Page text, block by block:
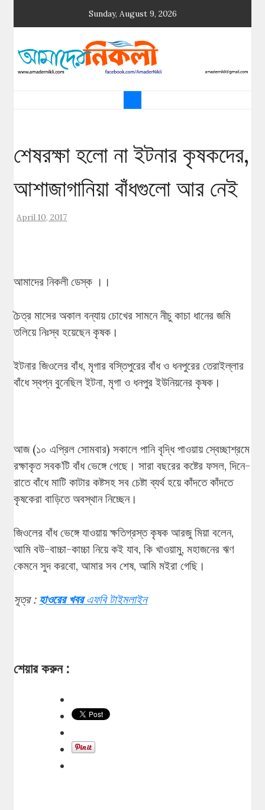
to
Sunday, August 9, 2026
আমাদের নিকলী
শেষরক্ষা হলো না ইটনার কৃষকদের,
আশাজাগানিয়া বাঁধগুলো আর নেই
April 10, 2017
আমাদের নিকলী ডেস্ক ।।
চৈত্র মাসের অকাল বন্যায় চোখের সামনে নীচু কাচা ধানের জমি
তলিয়ে নিঃস্ব হয়েছেন কৃষক।
ইটনার জিওলের বাঁধ, মৃগার বস্তিপুরের বাঁধ ও ধনপুরের তেরাইল্লার
বাঁধে স্বপ্ন বুনেছিল ইটনা, মৃগা ও ধনপুর ইউনিয়নের কৃষক।
আজ (১০ এপ্রিল সোমবার) সকালে পানি বৃদ্ধি পাওয়ায় স্বেচ্ছাশ্রমে
রক্ষাকৃত সবক’টি বাঁধ ভেঙ্গে গেছে। সারা বছরের কষ্টের ফসল, দিনে-
রাতে বাঁধে মাটি কাটার কষ্টসহ সব চেষ্টা ব্যর্থ হয়ে কাঁদতে কাঁদতে
কৃষকেরা বাড়িতে অবস্থান নিচ্ছেন।
জিওলের বাঁধ ভেঙ্গে যাওয়ায় ক্ষতিগ্রস্ত কৃষক আরজু মিয়া বলেন,
আমি বউ-বাচ্চা-কাচ্চা নিয়ে কই যাব, কি খাওয়ামু, মহাজনের ঋণ
কেমনে সুদ করবো, আমার সব শেষ, আমি মইরা গেছি।
সূত্র : হাওরের খবরএফবি টাইমলাইন
শেয়ার করুন :